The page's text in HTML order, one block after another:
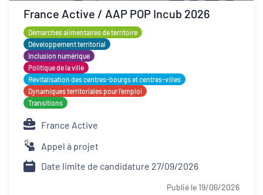
Appel à projet
Appel à manifestation d'intérêt
France Active / AAP POP Incub 2026
Démarches alimentaires de territoire
Développement territorial
Inclusion numérique
Politique de la ville
Revitalisation des centres-bourgs et centres-villes
Dynamiques territoriales pour l’emploi
Transitions
France Active
Appel à projet
Date limite de candidature 27/09/2026
Publié le 19/06/2026